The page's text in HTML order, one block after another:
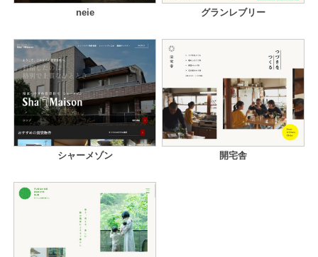
neie グランレブリー
シャーメゾン 開宅舎